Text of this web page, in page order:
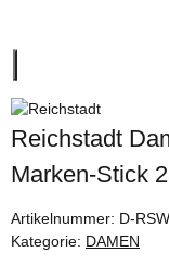
Reichstadt
Marken-Stick
Artikelnummer: D-
Kategorie: DAMEN